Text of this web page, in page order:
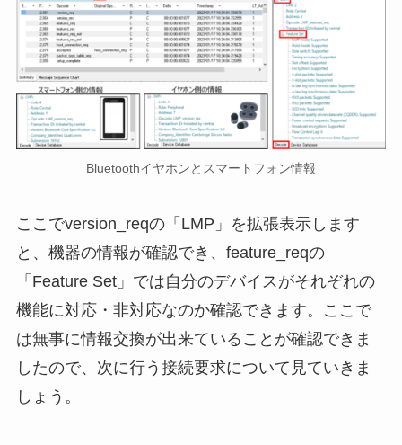
Bluetoothイヤホンとスマートフォン情報
ここでversion_reqの「LMP」を拡張表示します
と、機器の情報が確認でき、feature_reqの
「Feature Set」では自分のデバイスがそれぞれの
機能に対応・非対応なのか確認できます。ここで
は無事に情報交換が出来ていることが確認できま
したので、次に行う接続要求について見ていきま
しょう。